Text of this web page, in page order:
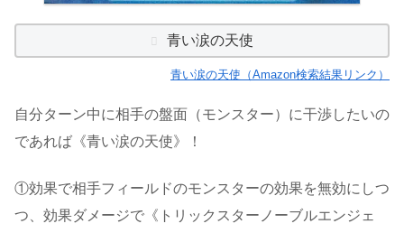
青い涙の天使
青い涙の天使（Amazon検索結果リンク）
自分ターン中に相手の盤面（モンスター）に干渉したいの
であれば《青い涙の天使》！
①効果で相手フィールドのモンスターの効果を無効にしつ
つ、効果ダメージで《トリックスターノーブルエンジェ